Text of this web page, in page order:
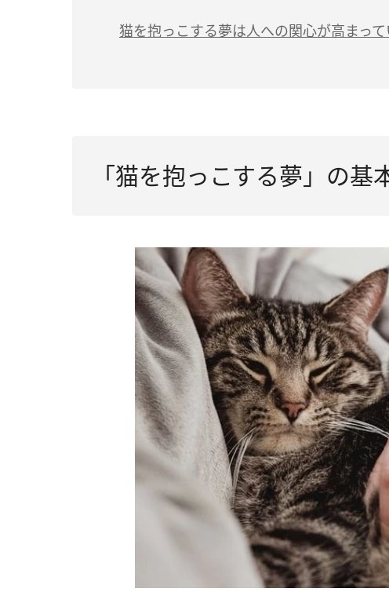
良縁に恵まれる
（1）猫を優しく抱っこする夢は「対人運アップ」
（5）グレーの猫を抱っこする夢は「決断すべきタ
（8）抱っこした猫に懐かれる夢は「周りから必要
（9）猫を抱っこして引っかかれる夢は「女性トラ
（10）野良猫を抱っこする夢は「トラブルに注意
猫を抱っこする夢は人への関心が高まって
「猫を抱っこする夢」の基